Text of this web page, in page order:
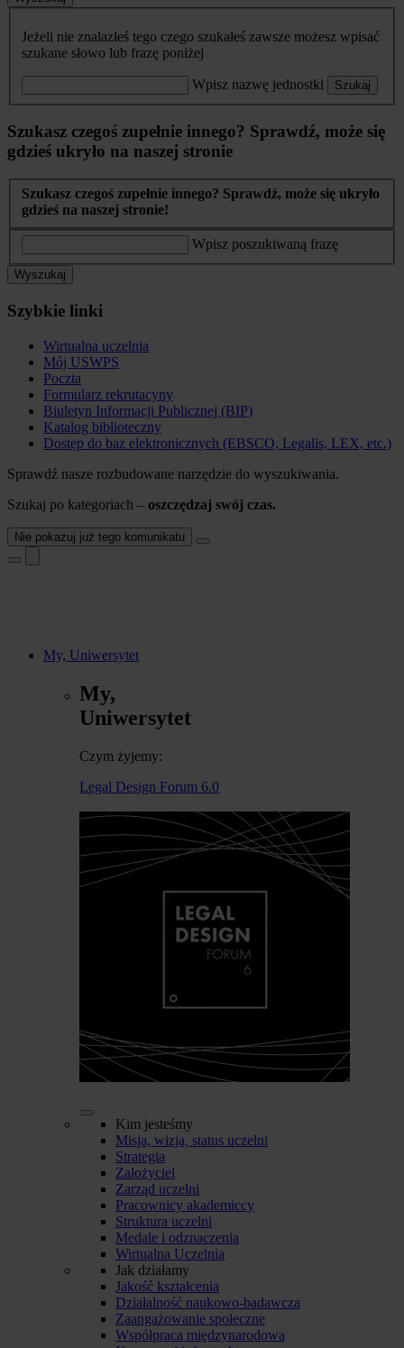
Jeżeli nie znalazłeś tego czego szukałeś zawsze możesz wpisać
szukane słowo lub frazę poniżej
Wpisz nazwę jednostki Szukaj
Szukasz czegoś zupełnie innego? Sprawdź, może się
gdzieś ukryło na naszej stronie
Szukasz czegoś zupełnie innego? Sprawdź, może się ukryło
gdzieś na naszej stronie!
Wpisz poszukiwaną frazę
Wyszukaj
Szybkie linki
Wirtualna uczelnia
Mój USWPS
Poczta
Formularz rekrutacyny
Biuletyn Informacji Publicznej (BIP)
Katalog biblioteczny
Dostęp do baz elektronicznych (EBSCO, Legalis, LEX, etc.)
Sprawdź nasze rozbudowane narzędzie do wyszukiwania.
Szukaj po kategoriach – oszczędzaj swój czas.
Nie pokazuj już tego komunikatu
My, Uniwersytet
My,
Uniwersytet
Czym żyjemy:
Legal Design Forum 6.0
Kim jesteśmy
Misja, wizja, status uczelni
Strategia
Założyciel
Zarząd uczelni
Pracownicy akademiccy
Struktura uczelni
Medale i odznaczenia
Wirtualna Uczelnia
Jak działamy
Jakość kształcenia
Działalność naukowo-badawcza
Zaangażowanie społeczne
Współpraca międzynarodowa